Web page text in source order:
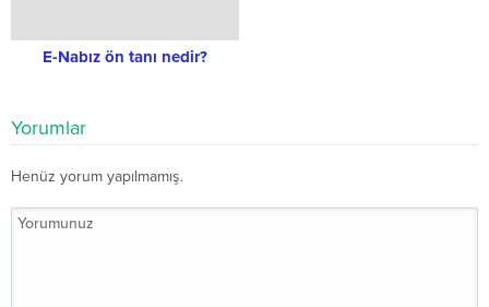
E-Nabız ön tanı nedir?
Yorumlar
Henüz yorum yapılmamış.